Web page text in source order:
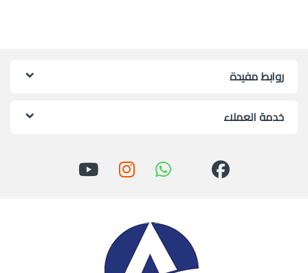
روابط مفيدة
خدمة العملاء